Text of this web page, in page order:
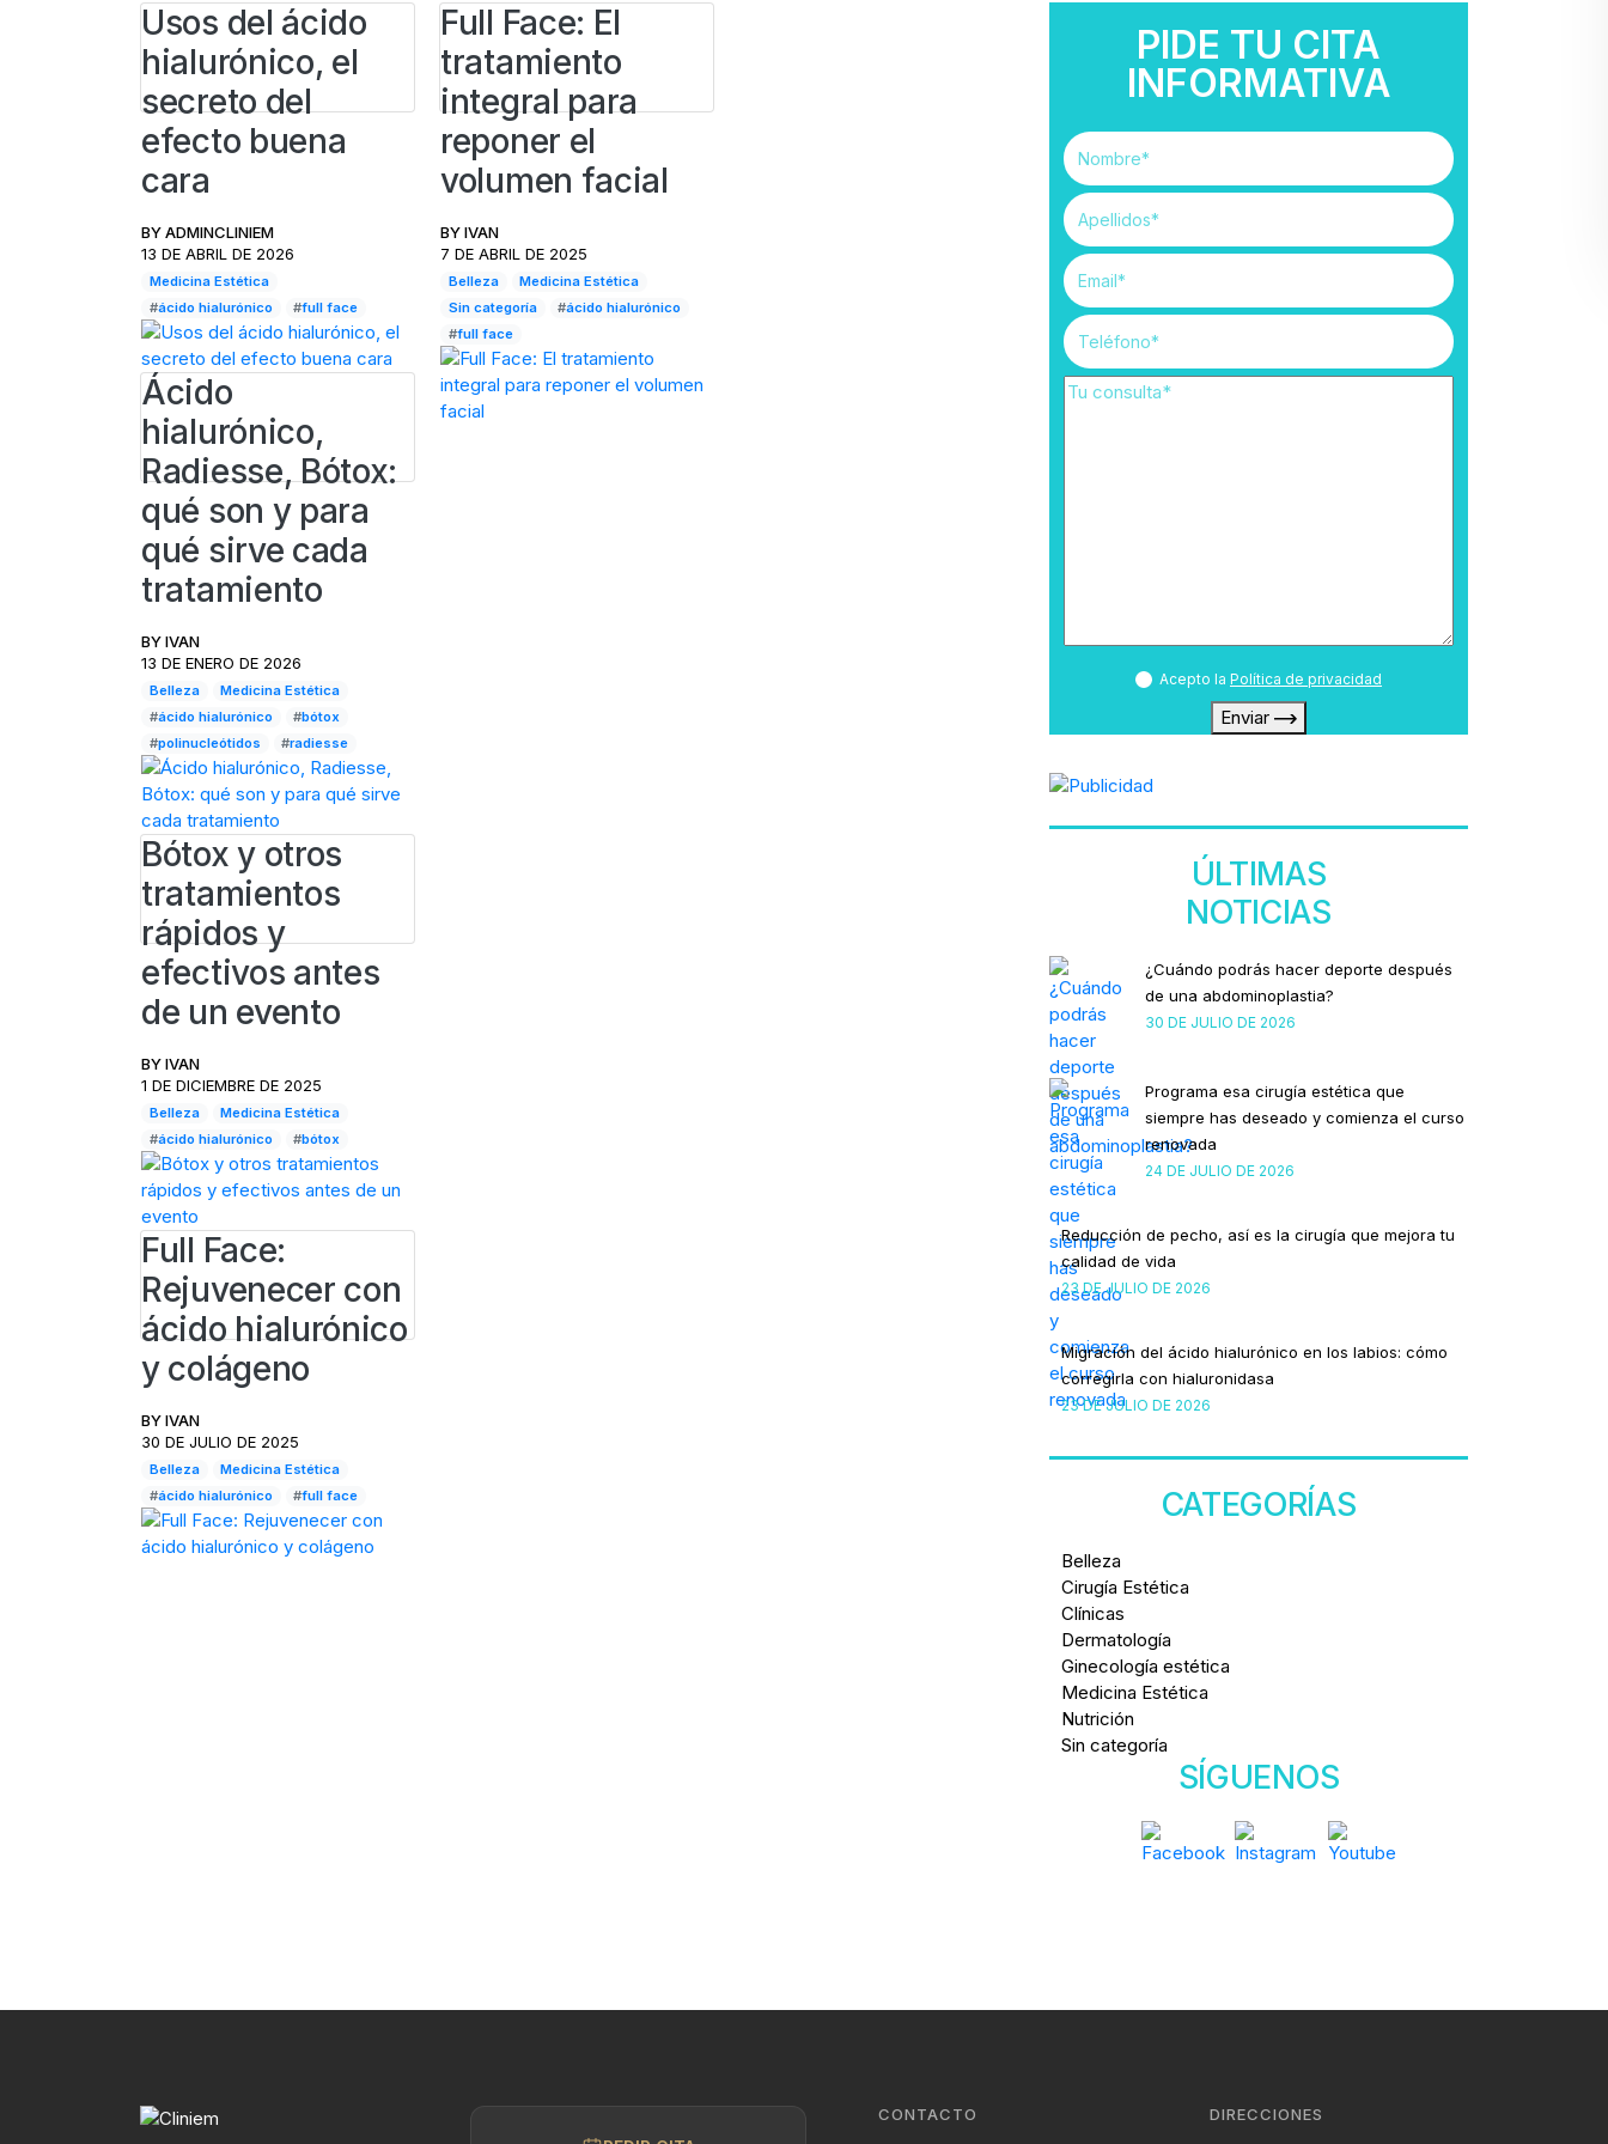
Usos del ácido
hialurónico, el
secreto del
efecto buena
cara
BYADMINCLINIEM
13 DE ABRIL DE 2026
Medicina Estética
#ácido hialurónico #full face
Ácido
hialurónico,
Radiesse, Bótox:
qué son y para
qué sirve cada
tratamiento
BYIVAN
13 DE ENERO DE 2026
Belleza
Medicina Estética
#ácido hialurónico #bótox
#polinucleótidos #radiesse
Bótox y otros
tratamientos
rápidos y
efectivos antes
de un evento
BYIVAN
1 DE DICIEMBRE DE 2025
Belleza
Medicina Estética
#ácido hialurónico #bótox
Full Face:
Rejuvenecer con
ácido hialurónico
y colágeno
BYIVAN
30 DE JULIO DE 2025
Belleza
Medicina Estética
#ácido hialurónico #full face
Full Face: El
tratamiento
integral para
reponer el
volumen facial
BYIVAN
7 DE ABRIL DE 2025
Belleza
Medicina Estética
Sin categoría
#ácido hialurónico
#full face
PIDE TU CITA
INFORMATIVA
Acepto la Política de privacidad
Enviar
ÚLTIMAS
NOTICIAS
¿Cuándo podrás hacer deporte después
de una abdominoplastia?
30 DE JULIO DE 2026
Programa esa cirugía estética que
siempre has deseado y comienza el curso
renovada
24 DE JULIO DE 2026
Reducción de pecho, así es la cirugía que mejora tu
calidad de vida
23 DE JULIO DE 2026
Migración del ácido hialurónico en los labios: cómo
corregirla con hialuronidasa
23 DE JULIO DE 2026
CATEGORÍAS
Belleza
Cirugía Estética
Clínicas
Dermatología
Ginecología estética
Medicina Estética
Nutrición
Sin categoría
SÍGUENOS
CONTACTO DIRECCIONES